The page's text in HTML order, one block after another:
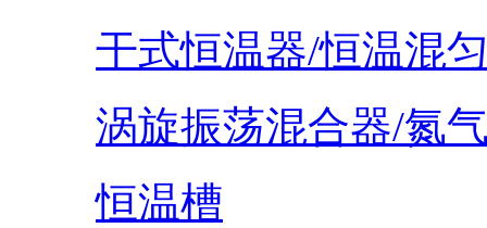
干式恒温器/恒温混
涡旋振荡混合器/氮
恒温槽